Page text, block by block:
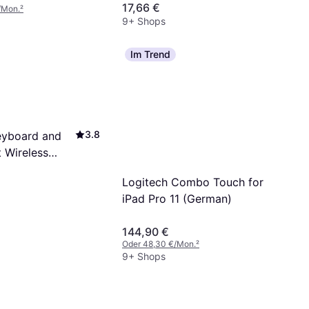
² 17,66 €
9+ Shops
and
Wireless
3.8
Im Trend
Logitech Combo Touch for
iPad Pro 11 (German)
144,90 €
Oder 48,30 €/Mon.²
9+ Shops